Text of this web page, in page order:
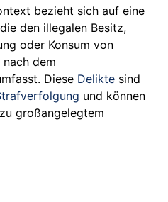
bezieht sich auf eine
den illegalen Besitz,
oder Konsum von
dem
Diese Delikte sind
und können
großangelegtem